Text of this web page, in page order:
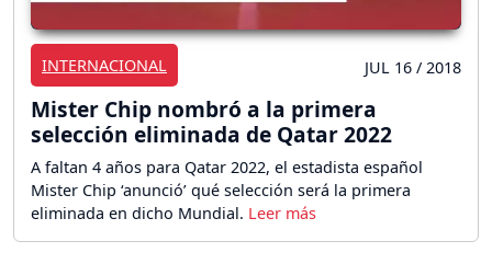
INTERNACIONAL JUL 16 / 2018
Mister Chip nombró a la primera
selección eliminada de Qatar 2022
A faltan 4 años para Qatar 2022, el estadista español
Mister Chip ‘anunció’ qué selección será la primera
eliminada en dicho Mundial.